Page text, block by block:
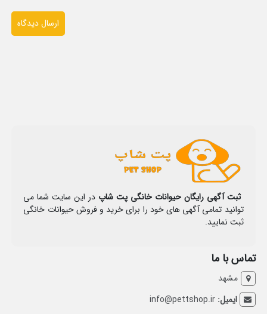
ثبت آگهی رایگان حیوانات خانگی پت شاپ در این سایت شما می
توانید تمامی آگهی های خود را برای خرید و فروش حیوانات خانگی
ثبت نمایید.
تماس با ما
مشهد
ایمیل:info@pettshop.ir